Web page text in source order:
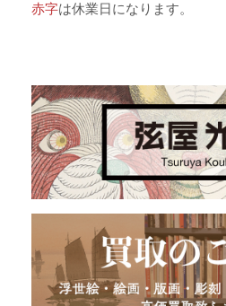
赤字は休業日になります。